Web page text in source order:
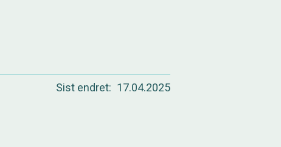
Sist endret 17.04.2025